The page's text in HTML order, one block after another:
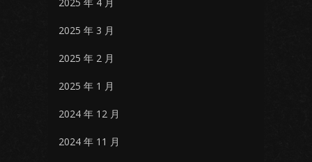
2025 年 3 月
2025 年 2 月
2025 年 1 月
2024 年 12 月
2024 年 11 月